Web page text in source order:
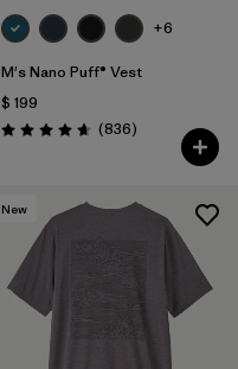
+6
M's Nano Puff® Vest
$ 199
Valoración: 4.7 / 5
(836Comentarios
)
New